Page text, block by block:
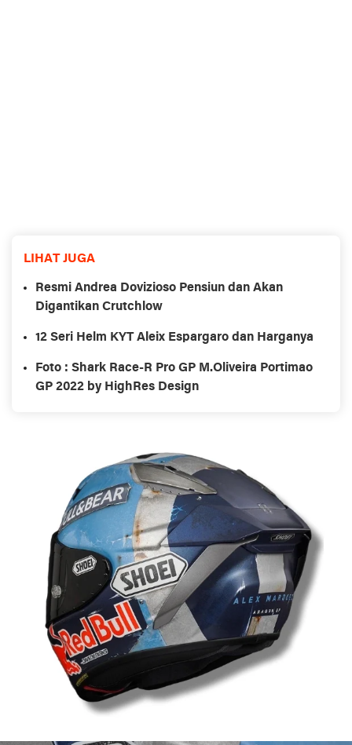
LIHAT JUGA
Resmi Andrea Dovizioso Pensiun dan Akan
Digantikan Crutchlow
12 Seri Helm KYT Aleix Espargaro dan Harganya
Foto : Shark Race-R Pro GP M.Oliveira Portimao
GP 2022 by HighRes Design